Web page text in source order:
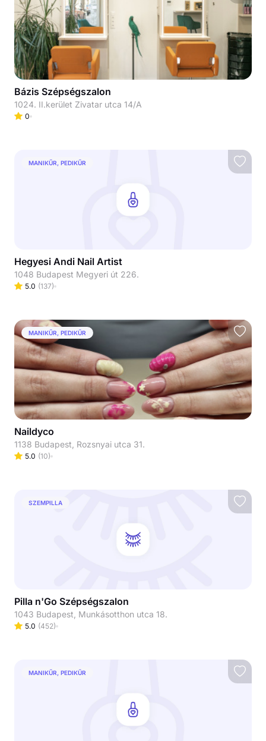
Bázis Szépségszalon
1024. II.kerület Zivatar utca 14/A
0
MANIKŰR, PEDIKŰR
Hegyesi Andi Nail Artist
1048 Budapest Megyeri út 226.
5.0 (137)
MANIKŰR, PEDIKŰR
Naildyco
1138 Budapest, Rozsnyai utca 31.
5.0 (10)
SZEMPILLA
Pilla n'Go Szépségszalon
1043 Budapest, Munkásotthon utca 18.
5.0 (452)
MANIKŰR, PEDIKŰR